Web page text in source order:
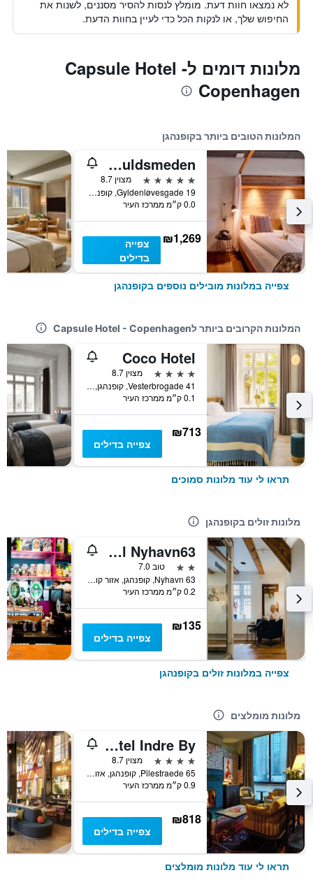
לא נמצאו חוות דעת. מומלץ לנסות להסיר מסננים, לשנות את
החיפוש שלך, או לנקות הכל כדי לעיין בחוות הדעת.
מלונות דומים לCapsule Hotel -
Copenhagen
המלונות הטובים ביותר בקופנהגן
Manon Les Suites Guldsmeden
5 כוכבים
מצוין 8.7
Gyldenløvesgade 19, קופנהגן, אזור קופנהגן, דנמרק
0.0 ק״מ ממרכז העיר
₪1,269
צפייה
בדילים
צפייה במלונות מובילים נוספים בקופנהגן
המלונות הקרובים ביותר לCapsule Hotel - Copenhagen
Coco Hotel
4 כוכבים
מצוין 8.7
Vesterbrogade 41, קופנהגן, אזור קופנהגן, דנמרק
0.1 ק״מ ממרכז העיר
₪713
צפייה בדילים
תראו לי עוד מלונות סמוכים
מלונות זולים בקופנהגן
Hotel Nyhavn63
2 כוכבים
טוב 7.0
Nyhavn 63, קופנהגן, אזור קופנהגן, דנמרק
0.2 ק״מ ממרכז העיר
₪135
צפייה בדילים
צפייה במלונות זולים בקופנהגן
מלונות מומלצים
25hours Hotel Indre By
4 כוכבים
מצוין 8.7
Pilestraede 65, קופנהגן, אזור קופנהגן, דנמרק
0.9 ק״מ ממרכז העיר
₪818
צפייה בדילים
תראו לי עוד מלונות מומלצים